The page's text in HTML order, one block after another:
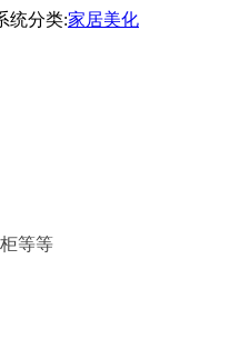
统分类:家居美化
等等